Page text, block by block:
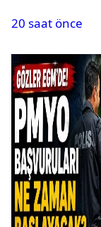
20 saat önce